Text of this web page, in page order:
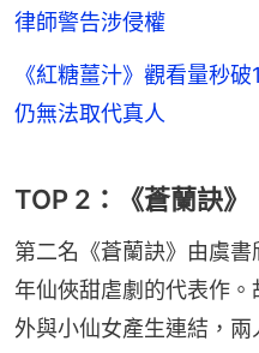
律師警告涉侵權
《紅糖薑汁》觀看量秒
仍無法取代真人
TOP 2：《蒼蘭訣》
第二名《蒼蘭訣》由虞
年仙俠甜虐劇的代表作
外與小仙女產生連結，兩